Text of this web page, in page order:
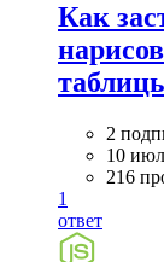
Как
2
10
216
1
ответ